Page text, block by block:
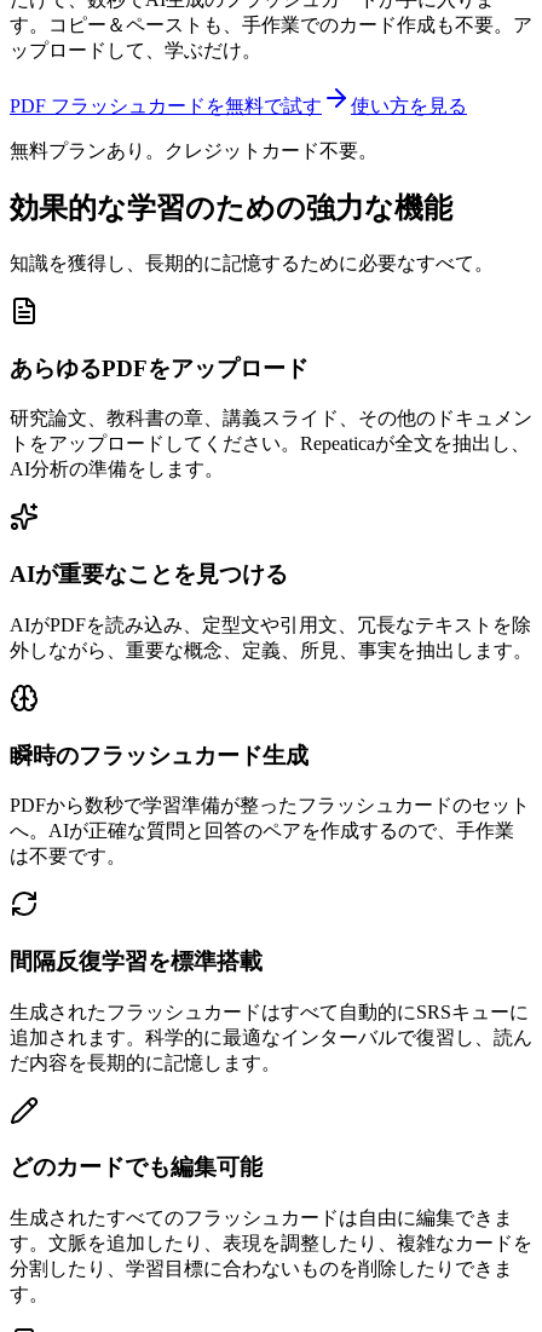
す。コピー＆ペーストも、手作業でのカード作成も不要。ア
ップロードして、学ぶだけ。
PDF フラッシュカードを無料で試す 使い方を見る
無料プランあり。クレジットカード不要。
効果的な学習のための強力な機能
知識を獲得し、長期的に記憶するために必要なすべて。
あらゆるPDFをアップロード
研究論文、教科書の章、講義スライド、その他のドキュメン
トをアップロードしてください。Repeaticaが全文を抽出し、
AI分析の準備をします。
AIが重要なことを見つける
AIがPDFを読み込み、定型文や引用文、冗長なテキストを除
外しながら、重要な概念、定義、所見、事実を抽出します。
瞬時のフラッシュカード生成
PDFから数秒で学習準備が整ったフラッシュカードのセット
へ。AIが正確な質問と回答のペアを作成するので、手作業
は不要です。
間隔反復学習を標準搭載
生成されたフラッシュカードはすべて自動的にSRSキューに
追加されます。科学的に最適なインターバルで復習し、読ん
だ内容を長期的に記憶します。
どのカードでも編集可能
生成されたすべてのフラッシュカードは自由に編集できま
す。文脈を追加したり、表現を調整したり、複雑なカードを
分割したり、学習目標に合わないものを削除したりできま
す。